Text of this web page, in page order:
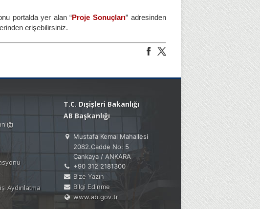
portalda yer alan “Proje Sonuçları” adresinden
erişebilirsiniz.
Aydınlatma
T.C. Dışişleri Bakanlığı
AB Başkanlığı
Mustafa Kemal Mahallesi
2082.Cadde No: 5
Çankaya / ANKARA
+90 312 2181300
Bize Yazın
Bilgi Edinme
www.ab.gov.tr